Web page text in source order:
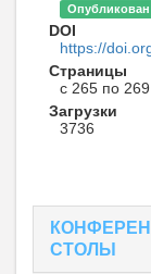
Опубликован
DOI
https://
Страницы
с 265 по 269
Загрузки
3736
СТОЛЫ